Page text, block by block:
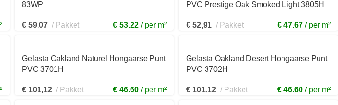
83WP
€ 59,07 Pakket € 53.22 per m²
PVC Prestige Oak Smoked Light 3805H
€ 52,91 Pakket € 47.67 per m²
Gelasta Oakland Naturel Hongaarse Punt
PVC 3701H
€ 101,12 Pakket € 46.60 per m²
Gelasta Oakland Desert Hongaarse Punt
PVC 3702H
€ 101,12 Pakket € 46.60 per m²